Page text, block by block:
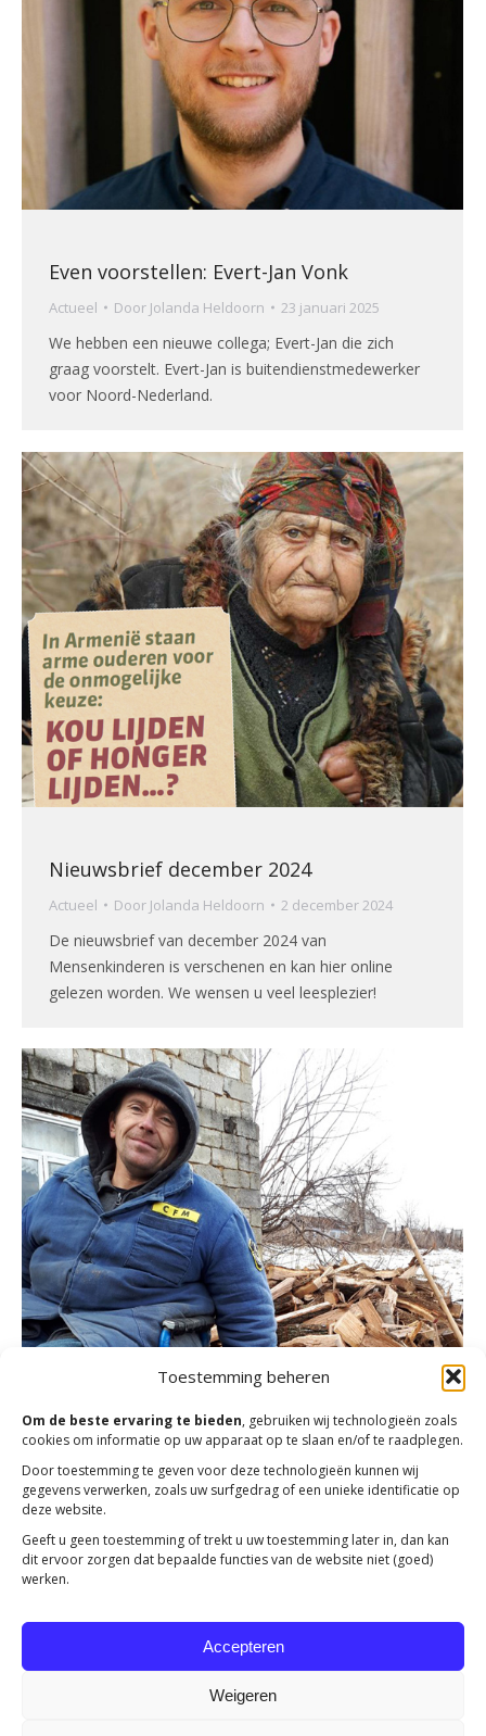
Toestemming beheren
Om de beste ervaring te bieden, gebruiken wij technologieën zoals
cookies om informatie op uw apparaat op te slaan en/of te raadplegen.
Door toestemming te geven voor deze technologieën kunnen wij
gegevens verwerken, zoals uw surfgedrag of een unieke identificatie op
deze website.
Geeft u geen toestemming of trekt u uw toestemming later in, dan kan
dit ervoor zorgen dat bepaalde functies van de website niet (goed)
werken.
Accepteren
Weigeren
Even voorstellen: Evert-Jan Vonk
Actueel Door Jolanda Heldoorn 23 januari 2025
We hebben een nieuwe collega; Evert-Jan die zich
graag voorstelt. Evert-Jan is buitendienstmedewerker
voor Noord-Nederland.
Nieuwsbrief december 2024
Actueel Door Jolanda Heldoorn 2 december 2024
De nieuwsbrief van december 2024 van
Mensenkinderen is verschenen en kan hier online
gelezen worden. We wensen u veel leesplezier!
Kou lijden of honger lijden
Actueel Door Jolanda Heldoorn 20 november 2024
In Albanië, Armenië en Moldavië leven talloze mensen,
net als Alexi, in diepe armoede. Ze moeten kiezen
tussen eten of brandhout.
4